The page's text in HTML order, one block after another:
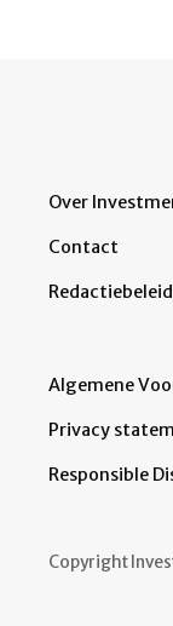
Over
Contact
Redactiebeleid
Algemene
Privacy
Responsible
Copyright